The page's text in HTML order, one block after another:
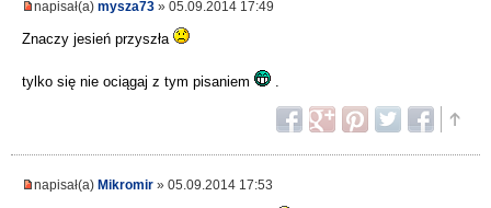
napisał(a) mysza73 » 05.09.2014 17:49
Znaczy jesień przyszła
tylko się nie ociągaj z tym pisaniem .
napisał(a) Mikromir » 05.09.2014 17:53